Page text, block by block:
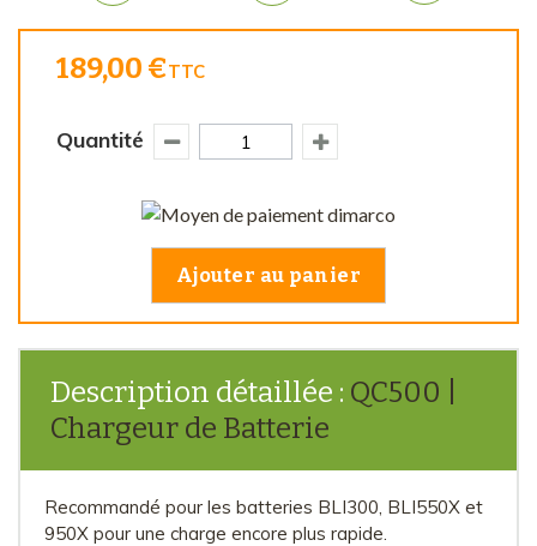
189,00 €TTC
Quantité
Ajouter au panier
Description détaillée : QC500 |
Chargeur de Batterie
Recommandé pour les batteries BLI300, BLI550X et
950X pour une charge encore plus rapide.